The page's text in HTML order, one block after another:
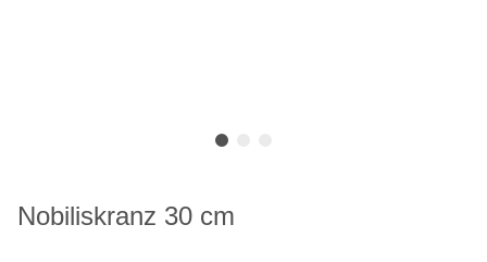
Nobiliskranz 30 cm